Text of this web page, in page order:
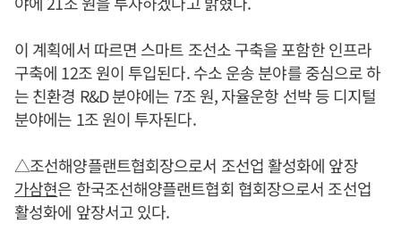
이 계획에서 따르면 스마트 조선소 구축을 포함한 인프라
구축에 12조 원이 투입된다. 수소 운송 분야를 중심으로 하
는 친환경 R&D 분야에는 7조 원, 자율운항 선박 등 디지털
분야에는 1조 원이 투자된다.
△조선해양플랜트협회장으로서 조선업 활성화에 앞장
가삼현은 한국조선해양플랜트협회 협회장으로서 조선업
활성화에 앞장서고 있다.